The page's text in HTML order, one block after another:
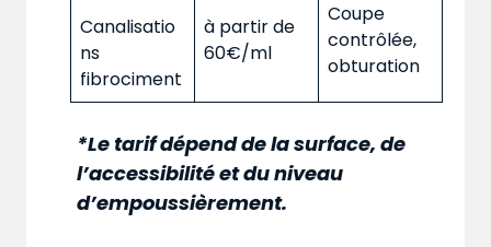
Canalisatio
ns
fibrociment
à partir de
60€/ml
Coupe
contrôlée,
obturation
*Le tarif dépend de la surface, de
l’accessibilité et du niveau
d’empoussièrement.